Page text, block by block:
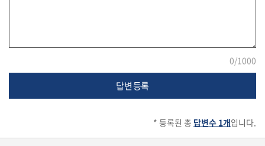
행/
0/1000
답변 등록
* 등록된 총 답변수 1개입니다.